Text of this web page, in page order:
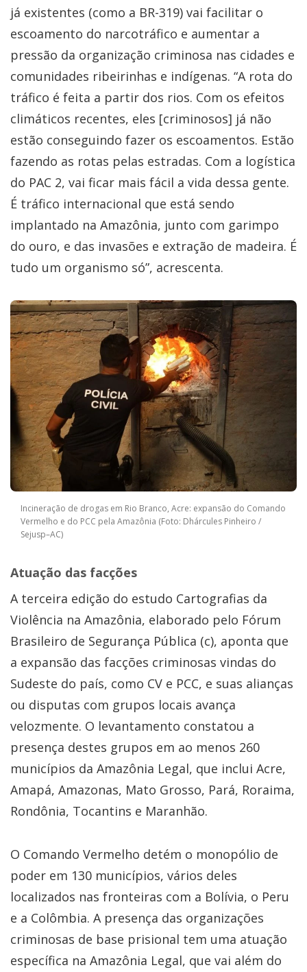
já existentes (como a BR-319) vai facilitar o
escoamento do narcotráfico e aumentar a
pressão da organização criminosa nas cidades e
comunidades ribeirinhas e indígenas. “A rota do
tráfico é feita a partir dos rios. Com os efeitos
climáticos recentes, eles [criminosos] já não
estão conseguindo fazer os escoamentos. Estão
fazendo as rotas pelas estradas. Com a logística
do PAC 2, vai ficar mais fácil a vida dessa gente.
É tráfico internacional que está sendo
implantado na Amazônia, junto com garimpo
do ouro, e das invasões e extração de madeira. É
tudo um organismo só”, acrescenta.
Incineração de drogas em Rio Branco, Acre: expansão do Comando
Vermelho e do PCC pela Amazônia (Foto: Dhárcules Pinheiro /
Sejusp–AC)
Atuação das facções
A terceira edição do estudo Cartografias da
Violência na Amazônia, elaborado pelo Fórum
Brasileiro de Segurança Pública (c), aponta que
a expansão das facções criminosas vindas do
Sudeste do país, como CV e PCC, e suas alianças
ou disputas com grupos locais avança
velozmente. O levantamento constatou a
presença destes grupos em ao menos 260
municípios da Amazônia Legal, que inclui Acre,
Amapá, Amazonas, Mato Grosso, Pará, Roraima,
Rondônia, Tocantins e Maranhão.
O Comando Vermelho detém o monopólio de
poder em 130 municípios, vários deles
localizados nas fronteiras com a Bolívia, o Peru
e a Colômbia. A presença das organizações
criminosas de base prisional tem uma atuação
específica na Amazônia Legal, que vai além do